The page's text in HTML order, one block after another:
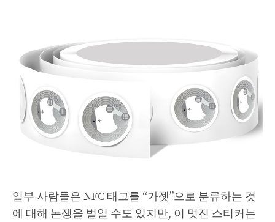
일부 사람들은 NFC 태그를 “가젯”으로 분류하는 것
에 대해 논쟁을 벌일 수도 있지만, 이 멋진 스티커는